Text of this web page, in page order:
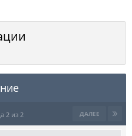
ДАЛЕЕ
2 из 2